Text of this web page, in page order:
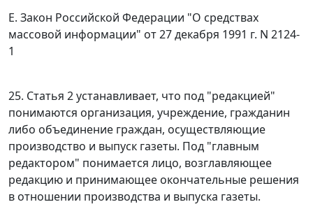
E. Закон Российской Федерации "О средствах
массовой информации" от 27 декабря 1991 г. N 2124-
1
25. Статья 2устанавливает, что под "редакцией"
понимаются организация, учреждение, гражданин
либо объединение граждан, осуществляющие
производство и выпуск газеты. Под "главным
редактором" понимается лицо, возглавляющее
редакцию и принимающее окончательные решения
в отношении производства и выпуска газеты.